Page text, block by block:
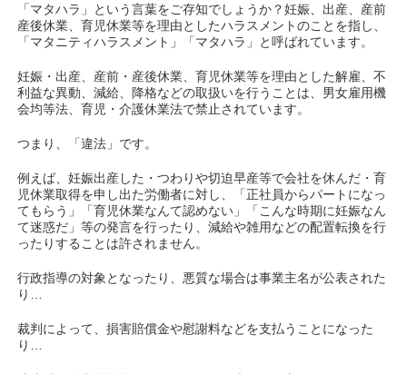
「マタハラ」という言葉をご存知でしょうか？妊娠、出産、産前
産後休業、育児休業等を理由としたハラスメントのことを指し、
「マタニティハラスメント」「マタハラ」と呼ばれています。
妊娠・出産、産前・産後休業、育児休業等を理由とした解雇、不
利益な異動、減給、降格などの取扱いを行うことは、男女雇用機
会均等法、育児・介護休業法で禁止されています。
つまり、「違法」です。
例えば、妊娠出産した・つわりや切迫早産等で会社を休んだ・育
児休業取得を申し出た労働者に対し、「正社員からパートになっ
てもらう」「育児休業なんて認めない」「こんな時期に妊娠なん
て迷惑だ」等の発言を行ったり、減給や雑用などの配置転換を行
ったりすることは許されません。
行政指導の対象となったり、悪質な場合は事業主名が公表された
り…
裁判によって、損害賠償金や慰謝料などを支払うことになった
り…